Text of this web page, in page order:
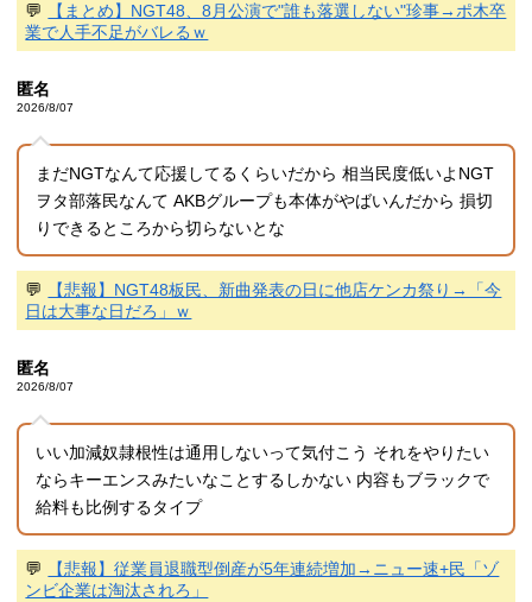
💬
【まとめ】NGT48、8月公演で"誰も落選しない"珍事→ポ木卒
業で人手不足がバレるｗ
匿名
2026/8/07
まだNGTなんて応援してるくらいだから 相当民度低いよNGT
ヲタ部落民なんて AKBグループも本体がやばいんだから 損切
りできるところから切らないとな
💬
【悲報】NGT48板民、新曲発表の日に他店ケンカ祭り→「今
日は大事な日だろ」ｗ
匿名
2026/8/07
いい加減奴隷根性は通用しないって気付こう それをやりたい
ならキーエンスみたいなことするしかない 内容もブラックで
給料も比例するタイプ
💬
【悲報】従業員退職型倒産が5年連続増加→ニュー速+民「ゾ
ンビ企業は淘汰されろ」